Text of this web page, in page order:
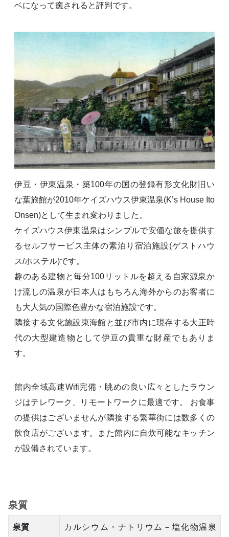
ベになって癒されると評判です。
伊豆・伊東温泉・築100年の国の登録有形文化財旧い
な葉旅館が2010年ケイズハウス伊東温泉(K’s House Ito
Onsen)として生まれ変わりました。
ケイズハウス伊東温泉はシンプルで安価な旅を提供す
るセルフサービス主体の素泊り宿泊施設(ゲストハウ
ス/ホステル)です。
趣のある建物と毎分100リットルを超える自家源泉か
け流しの温泉が日本人はもちろん海外からのお客者に
も大人気の国際色豊かな宿泊施設です。
隣接する文化施設東海館と並び市内に現存する大正時
代の大型建造物として伊豆の貴重な財産でもありま
す。
館内全域高速Wifi完備・眺めの良い広々としたラウン
ジはテレワーク、リモートワークに最適です。 お食事
の提供はございませんが隣接する繁華街には数多くの
飲食店がございます。また館内に自炊可能なキッチン
が設備されています。
泉質
泉質
カルシウム・ナトリウム－塩化物温泉